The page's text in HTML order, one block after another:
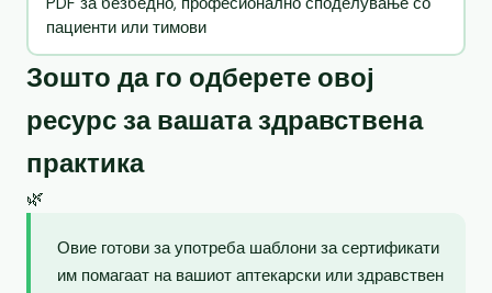
пациенти или тимови
Зошто да го одберете овој
ресурс за вашата здравствена
практика
🌿
Овие готови за употреба шаблони за сертификати
им помагаат на вашиот аптекарски или здравствен